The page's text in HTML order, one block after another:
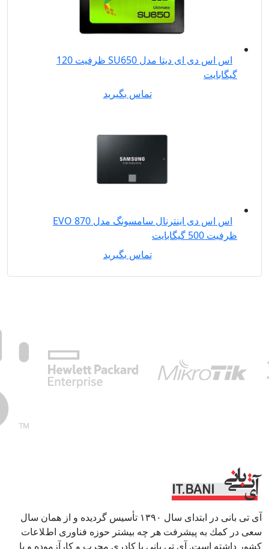
اس اس دی ای دیتا مدل SU650 ظرفیت 120
گیگابایت
تماس بگیرید
اس اس دی اینترنال سامسونگ مدل EVO 870
ظرفیت 500 گیگابایت
تماس بگیرید
آی تی بانی در ابتداى سال ١٣٩٠ تأسيس گرديده و از همان سال
سعى در كمك به پيشرفت هر چه بيشتر حوزه فناورى اطﻼعات
كشور داشته است. آی تی بانی با كادرى مجرب و كارآزموده و با